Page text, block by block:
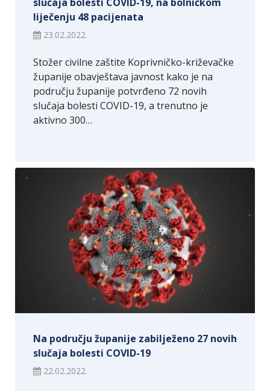
liječenju 48 pacijenata
23.02.2022.
Stožer civilne zaštite Koprivničko-križevačke
županije obavještava javnost kako je na
području županije potvrđeno 72 novih
slučaja bolesti COVID-19, a trenutno je
aktivno 300…
Na području županije zabilježeno 27 novih
slučaja bolesti COVID-19
22.02.2022.